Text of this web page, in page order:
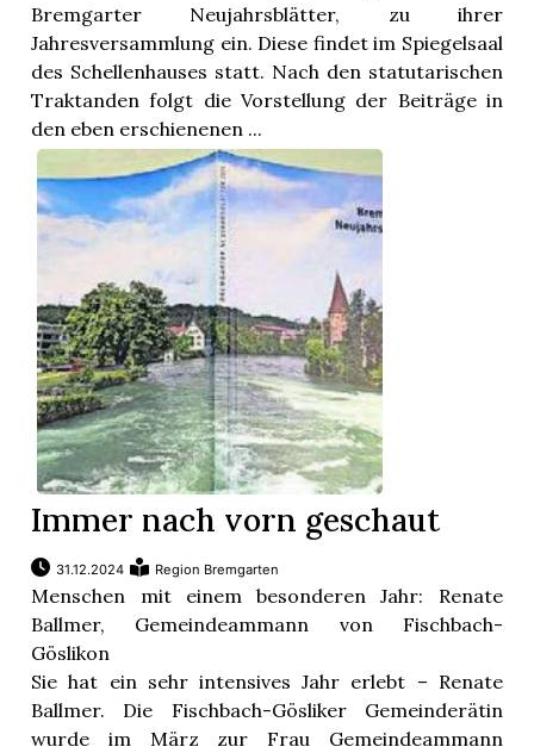
Bremgarter Neujahrsblätter, zu ihrer
Jahresversammlung ein. Diese findet im Spiegelsaal
des Schellenhauses statt. Nach den statutarischen
Traktanden folgt die Vorstellung der Beiträge in
den eben erschienenen ...
Immer nach vorn geschaut
31.12.2024 Region Bremgarten
Menschen mit einem besonderen Jahr: Renate
Ballmer, Gemeindeammann von Fischbach-
Göslikon
Sie hat ein sehr intensives Jahr erlebt – Renate
Ballmer. Die Fischbach-Gösliker Gemeinderätin
wurde im März zur Frau Gemeindeammann